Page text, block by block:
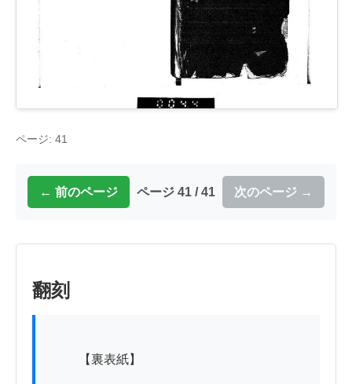
ページ: 41
← 前のページ ページ 41 / 41 次のページ →
翻刻